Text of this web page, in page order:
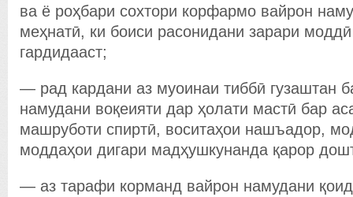
ва ё роҳбари сохтори корфармо вайрон
меҳнатӣ, ки боиси расонидани зарари
гардидааст;
— рад кардани аз муоинаи тиббӣ гузаштан
намудани воқеияти дар ҳолати мастӣ бар
машруботи спиртӣ, воситаҳои нашъадор,
моддаҳои дигари мадҳушкунанда қарор
— аз тарафи корманд вайрон намудани